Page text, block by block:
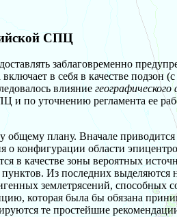
СПЦ
заблаговременно
в себя в качестве
влияние
и по уточнению регламента ее
плану. Вначале приводится
конфигурации области
в качестве зоны вероятных
Из последних выделяются
землетрясений, способных
которая была бы обязана
те простейшие